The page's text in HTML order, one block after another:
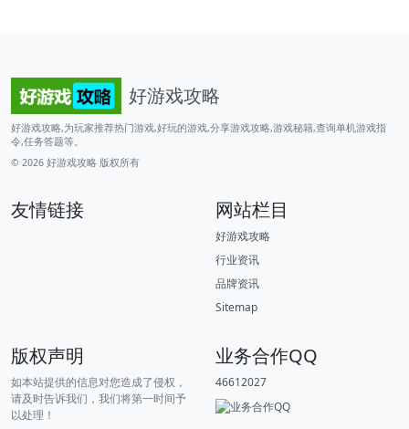
好游戏攻略
好游戏攻略,为玩家推荐热门游戏,好玩的游戏,分享游戏攻略,游戏秘籍,查询单机游戏指
令,任务答题等。
© 2026 好游戏攻略 版权所有
友情链接 网站栏目
好游戏攻略
行业资讯
品牌资讯
Sitemap
版权声明
如本站提供的信息对您造成了侵权，
请及时告诉我们，我们将第一时间予
以处理！
业务合作QQ
46612027